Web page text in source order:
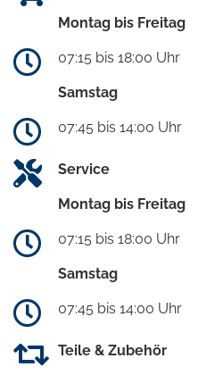
Montag bis Freitag
07:15 bis 18:00 Uhr
Samstag
07:45 bis 14:00 Uhr
Service
Montag bis Freitag
07:15 bis 18:00 Uhr
Samstag
07:45 bis 14:00 Uhr
Teile & Zubehör